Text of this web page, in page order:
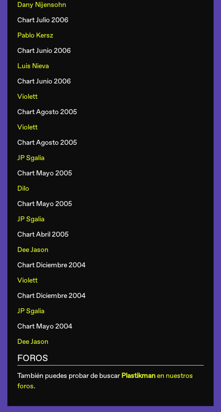
Dany Nijensohn
Chart Julio 2006
Pablo Kersz
Chart Junio 2006
Luis Nieva
Chart Junio 2006
Violett
Chart Agosto 2005
Violett
Chart Agosto 2005
JP Sgalia
Chart Mayo 2005
Dilo
Chart Mayo 2005
JP Sgalia
Chart Abril 2005
Dee Jason
Chart Diciembre 2004
Violett
Chart Diciembre 2004
JP Sgalia
Chart Mayo 2004
Dee Jason
FOROS
También puedes probar de buscar Plastikmanen nuestros
foros.